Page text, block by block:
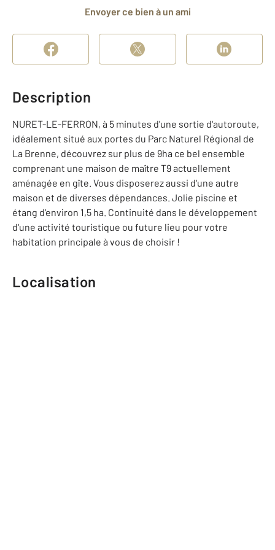
Envoyer ce bien à un ami
Description
NURET-LE-FERRON, à 5 minutes d'une sortie d'autoroute,
idéalement situé aux portes du Parc Naturel Régional de
La Brenne, découvrez sur plus de 9ha ce bel ensemble
comprenant une maison de maître T9 actuellement
aménagée en gîte. Vous disposerez aussi d'une autre
maison et de diverses dépendances. Jolie piscine et
étang d'environ 1,5 ha. Continuité dans le développement
d'une activité touristique ou future lieu pour votre
habitation principale à vous de choisir !
Localisation